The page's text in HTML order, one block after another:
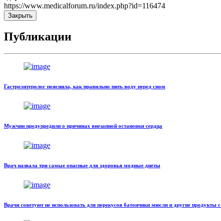
https://www.medicalforum.ru/index.php?id=116474
Закрыть
Публикации
Гастроэнтеролог пояснила, как правильно пить воду перед сном
Мужчин предупредили о причинах внезапной остановки сердца
Врач назвала три самые опасные для здоровья модные диеты
Врачи советуют не использовать для перекусов батончики мюсли и другие продукты